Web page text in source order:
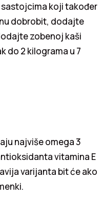
koji također
dobrobit, dodajte
zobenoj kaši
do 2 kilograma u 7
najviše omega 3
vitamina E
varijanta bit će ako